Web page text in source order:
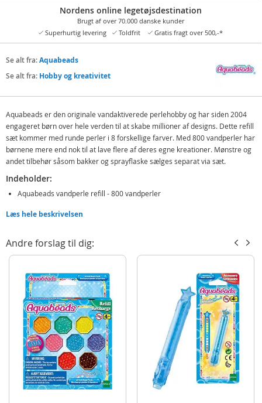
Nordens online legetøjsdestination
Brugt af over 70.000 danske kunder
Superhurtig levering
Toldfrit Gratis fragt over 500,-*
Se alt fra:Aquabeads
Se alt fra: Hobby og kreativitet
Aquabeads er den originale vandaktiverede perlehobby og har siden 2004
engageret børn over hele verden til at skabe millioner af designs. Dette refill
sæt kommer med runde perler i 8 forskellige farver. Med 800 vandperler har
børnene mere end nok til at lave flere af deres egne kreationer. Mønstre og
andet tilbehør såsom bakker og sprayflaske sælges separat via sæt.
Indeholder:
Aquabeads vandperle refill - 800 vandperler
Detaljer:
Model 31517
Mærke
Læs hele beskrivelsen
Andre forslag til dig: